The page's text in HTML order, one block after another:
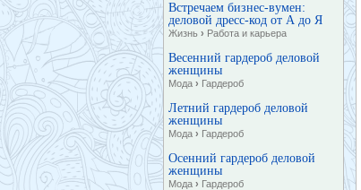
Встречаем бизнес-вумен:
деловой дресс-код от А до Я
Жизнь › Работа и карьера
Весенний гардероб деловой
женщины
Мода › Гардероб
Летний гардероб деловой
женщины
Мода › Гардероб
Осенний гардероб деловой
женщины
Мода › Гардероб